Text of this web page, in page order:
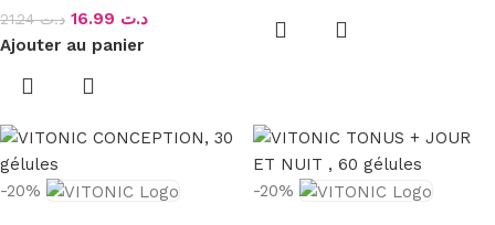
د.ت21.24 د.ت
Ajouter au panier
-20% -20%